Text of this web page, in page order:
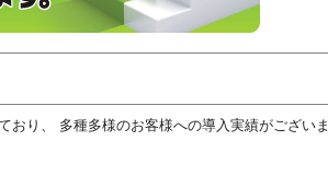
り、 多種多様のお客様への導入実績がございま